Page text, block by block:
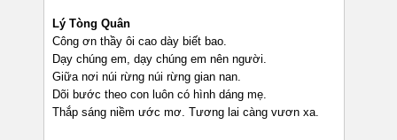
Lý Tòng Quân
Công ơn thầy ôi cao dày biết bao.
Dạy chúng em, dạy chúng em nên người.
Giữa nơi núi rừng núi rừng gian nan.
Dõi bước theo con luôn có hình dáng mẹ.
Thắp sáng niềm ước mơ. Tương lai càng vươn xa.